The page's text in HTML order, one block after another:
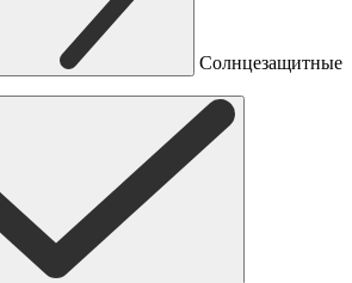
Солнцезащитные